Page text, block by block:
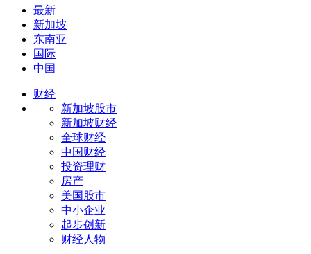
最新
新加坡
东南亚
国际
中国
财经
新加坡股市
新加坡财经
全球财经
中国财经
投资理财
房产
美国股市
中小企业
起步创新
财经人物